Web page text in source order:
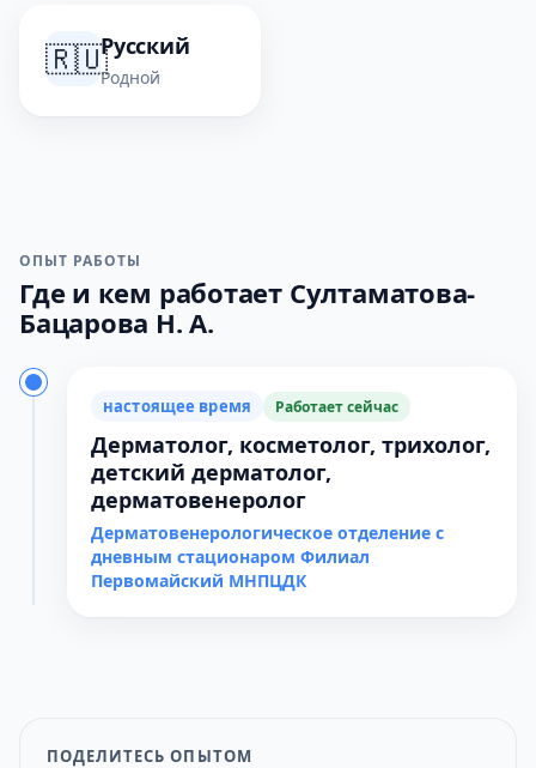
🇷🇺Русский
Родной
ОПЫТ РАБОТЫ
Где и кем работает Султаматова-
Бацарова Н. А.
настоящее время Работает сейчас
Дерматолог, косметолог, трихолог,
детский дерматолог,
дерматовенеролог
Дерматовенерологическое отделение с
дневным стационаром Филиал
Первомайский МНПЦДК
ПОДЕЛИТЕСЬ ОПЫТОМ